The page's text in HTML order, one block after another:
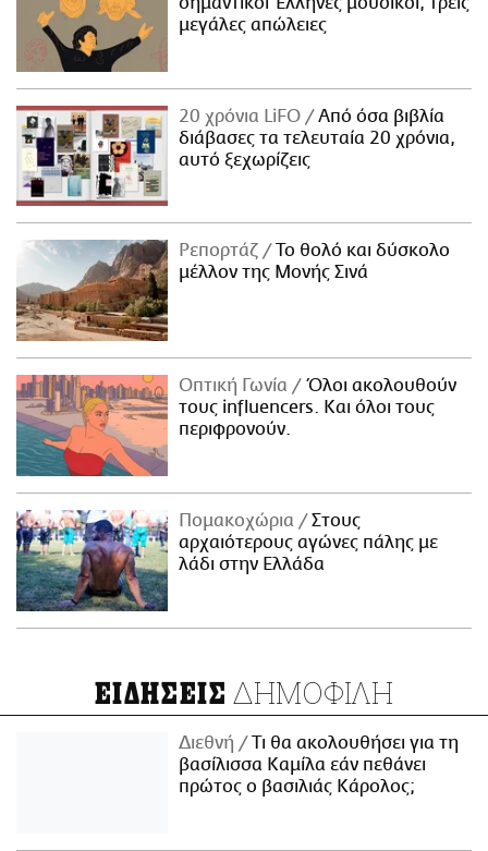
μεγάλες απώλειες
20 χρόνια LiFO
Από όσα βιβλία
διάβασες τα τελευταία 20 χρόνια,
αυτό ξεχωρίζεις
Ρεπορτάζ
Το θολό και δύσκολο
μέλλον της Μονής Σινά
Οπτική Γωνία
Όλοι ακολουθούν
τους influencers. Και όλοι τους
περιφρονούν.
Πομακοχώρια
Στους
αρχαιότερους αγώνες πάλης με
λάδι στην Ελλάδα
ΕΙΔΗΣΕΙΣ ΔΗΜΟΦΙΛΗ
Διεθνή
Τι θα ακολουθήσει για τη
βασίλισσα Καμίλα εάν πεθάνει
πρώτος ο βασιλιάς Κάρολος;